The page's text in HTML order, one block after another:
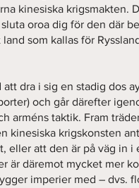
kinesiska krigsmakten.
oroa dig för den där
som kallas för
dra i sig en stadig dos
och går därefter
arméns taktik. Fram
kinesiska krigskonsten
eller att den är på väg in i
är däremot mycket mer
imperier med – dvs.